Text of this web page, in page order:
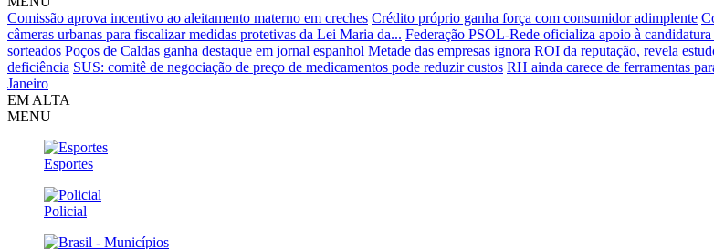
Comissão aprova incentivo ao aleitamento materno em creches Crédito próprio ganha força com consumidor adimplente
câmeras urbanas para fiscalizar medidas protetivas da Lei Maria da... Federação PSOL-Rede oficializa apoio à
sorteados Poços de Caldas ganha destaque em jornal espanhol Metade das empresas ignora ROI da reputação, revela
deficiência SUS: comitê de negociação de preço de medicamentos pode reduzir custos RH ainda carece de ferramentas
Janeiro
EM ALTA
MENU
Esportes
Policial